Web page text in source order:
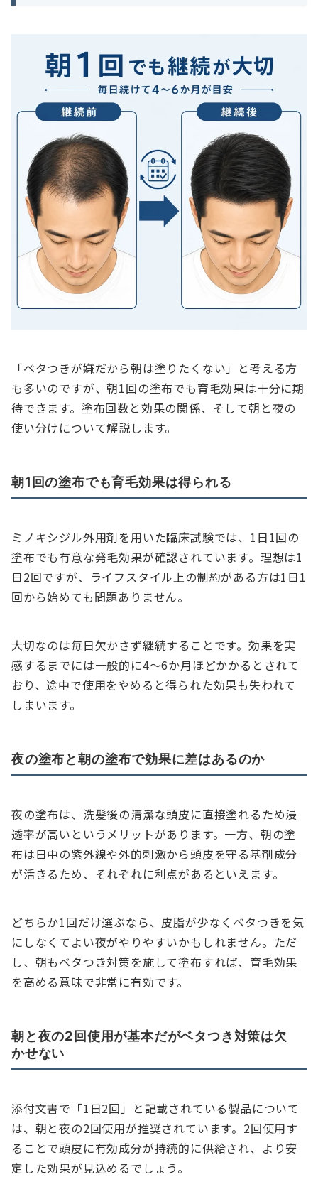
「ベタつきが嫌だから朝は塗りたくない」と考える方
も多いのですが、朝1回の塗布でも育毛効果は十分に期
待できます。塗布回数と効果の関係、そして朝と夜の
使い分けについて解説します。
朝1回の塗布でも育毛効果は得られる
ミノキシジル外用剤を用いた臨床試験では、1日1回の
塗布でも有意な発毛効果が確認されています。理想は1
日2回ですが、ライフスタイル上の制約がある方は1日1
回から始めても問題ありません。
大切なのは毎日欠かさず継続することです。効果を実
感するまでには一般的に4〜6か月ほどかかるとされて
おり、途中で使用をやめると得られた効果も失われて
しまいます。
夜の塗布と朝の塗布で効果に差はあるのか
夜の塗布は、洗髪後の清潔な頭皮に直接塗れるため浸
透率が高いというメリットがあります。一方、朝の塗
布は日中の紫外線や外的刺激から頭皮を守る基剤成分
が活きるため、それぞれに利点があるといえます。
どちらか1回だけ選ぶなら、皮脂が少なくベタつきを気
にしなくてよい夜がやりやすいかもしれません。ただ
し、朝もベタつき対策を施して塗布すれば、育毛効果
を高める意味で非常に有効です。
朝と夜の2回使用が基本だがベタつき対策は欠
かせない
添付文書で「1日2回」と記載されている製品について
は、朝と夜の2回使用が推奨されています。2回使用す
ることで頭皮に有効成分が持続的に供給され、より安
定した効果が見込めるでしょう。